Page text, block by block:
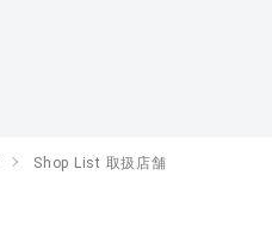
Shop List 取扱店舗